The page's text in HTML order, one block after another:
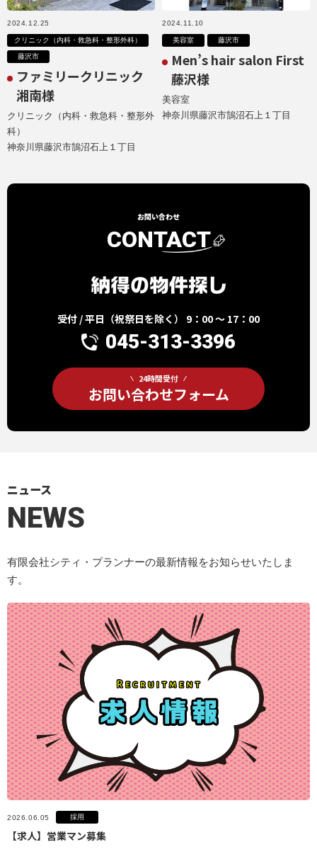
2024.12.25
クリニック（内科・救急科・整形外科）
藤沢市
ファミリークリニック
湘南様
クリニック（内科・救急科・整形外
科）
神奈川県藤沢市鵠沼石上１丁目
2024.11.10
美容室 藤沢市
Men’s hair salon First
藤沢様
美容室
神奈川県藤沢市鵠沼石上１丁目
お問い合わせ
CONTACT
受付 / 平日（祝祭日を除く） 9：00 ～ 17：00
045-313-3396
24時間受付
お問い合わせフォーム
ニュース
NEWS
有限会社シティ・プランナーの最新情報をお知らせいたしま
す。
2026.06.05 採用
【求人】営業マン募集